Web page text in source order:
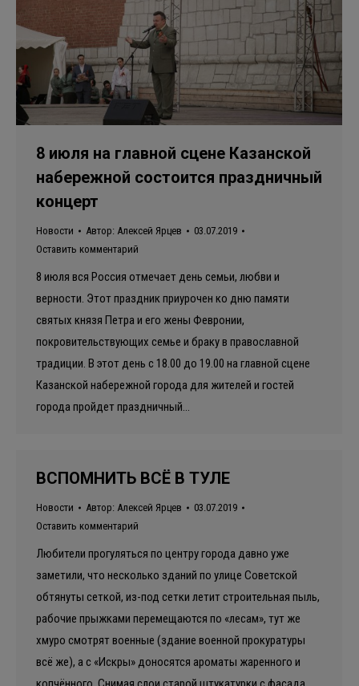
8 июля на главной сцене Казанской
набережной состоится праздничный
концерт
Новости Автор: Алексей Ярцев
03.07.2019
Оставить комментарий
8 июля вся Россия отмечает день семьи, любви и
верности. Этот праздник приурочен ко дню памяти
святых князя Петра и его жены Февронии,
покровительствующих семье и браку в православной
традиции. В этот день с 18.00 до 19.00 на главной сцене
Казанской набережной города для жителей и гостей
города пройдет праздничный…
ВСПОМНИТЬ ВСЁ В ТУЛЕ
Новости Автор: Алексей Ярцев
03.07.2019
Оставить комментарий
Любители прогуляться по центру города давно уже
заметили, что несколько зданий по улице Советской
обтянуты сеткой, из-под сетки летит строительная пыль,
рабочие прыжками перемещаются по «лесам», тут же
хмуро смотрят военные (здание военной прокуратуры
всё же), а с «Искры» доносятся ароматы жаренного и